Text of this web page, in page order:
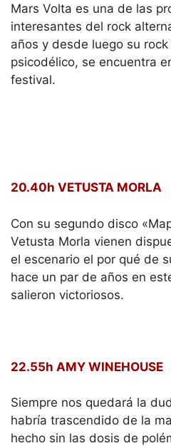
Mars Volta es una de las
interesantes del rock
años y desde luego su
psicodélico, se encuentra
festival.
20.40h VETUSTA MORLA
Con su segundo disco
Vetusta Morla vienen
el escenario el por qué de
hace un par de años en
salieron victoriosos.
22.55h AMY WINEHOUSE
Siempre nos quedará la
habría trascendido de la
hecho sin las dosis de